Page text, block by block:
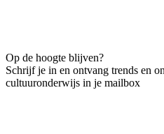
Op de hoogte blijven?
Schrijf je in en ontvang trends en
cultuuronderwijs in je mailbox